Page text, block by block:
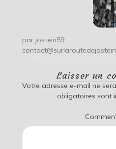
par jostein59
Laisser un
Votre adresse e-mail ne
obligatoires sont